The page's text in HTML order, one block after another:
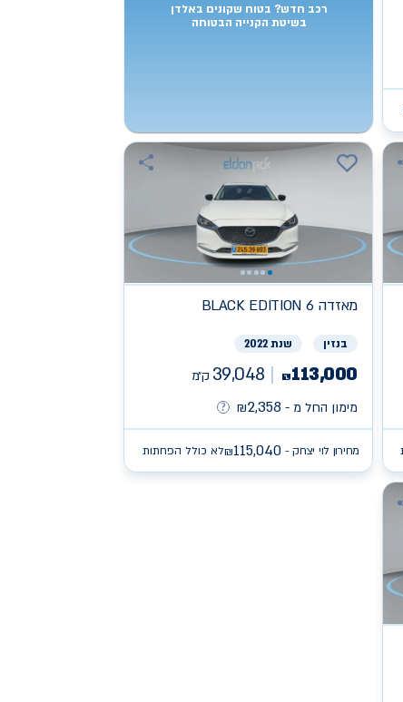
רכב חדש? בטוח שקונים באלדן
בשיטת הקנייה הבטוחה
מאזדה BLACK EDITION 6
בנזין שנת 2022
₪113,000
39,048 ק״מ
מימון החל מ -
₪2,358
מחירון לוי יצחק - ₪115,040 לא כולל הפחתות